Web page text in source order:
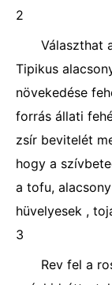
2
Választhat
Tipikus
növekedése
forrás állati
zsír bevitelét
hogy a
a tofu,
hüvelyesek ,
3
Rev fel a